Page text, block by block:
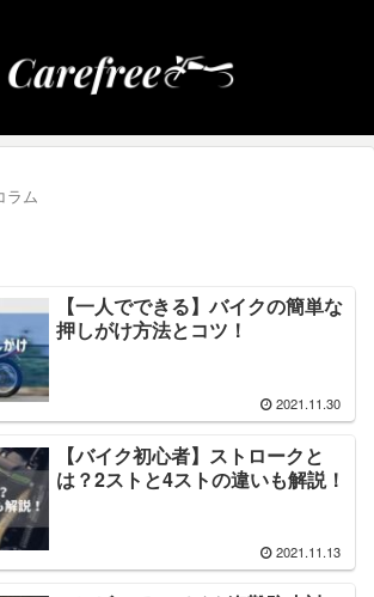
ラム
【一人でできる】バイクの簡単な
押しがけ方法とコツ！
2021.11.30
【バイク初心者】ストロークと
は？2ストと4ストの違いも解説！
2021.11.13